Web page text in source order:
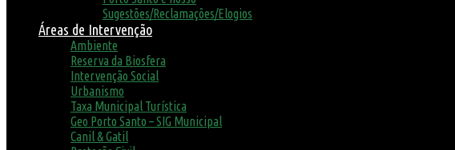
Sugestões/Reclamações/Elogios
Áreas de Intervenção
Ambiente
Reserva da Biosfera
Intervenção Social
Urbanismo
Taxa Municipal Turística
Geo Porto Santo – SIG Municipal
Canil & Gatil